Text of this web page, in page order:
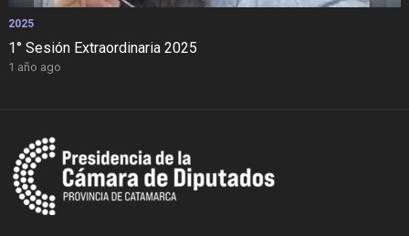
2025
1° Sesión Extraordinaria 2025
1 año ago